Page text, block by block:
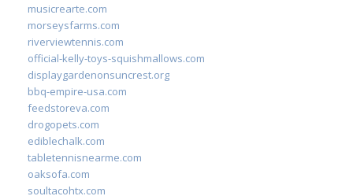
musicrearte.com
morseysfarms.com
riverviewtennis.com
official-kelly-toys-squishmallows.com
displaygardenonsuncrest.org
bbq-empire-usa.com
feedstoreva.com
drogopets.com
ediblechalk.com
tabletennisnearme.com
oaksofa.com
soultacohtx.com